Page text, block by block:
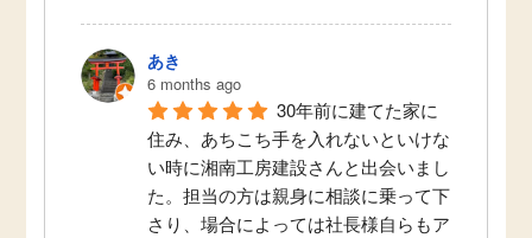
あき
6 months ago
30年前に建てた家に
住み、あちこち手を入れないといけな
い時に湘南工房建設さんと出会いまし
た。担当の方は親身に相談に乗って下
さり、場合によっては社長様自らもア